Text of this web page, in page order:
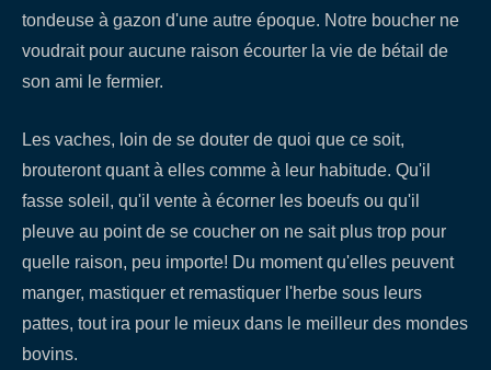
tondeuse à gazon d'une autre époque. Notre boucher ne
voudrait pour aucune raison écourter la vie de bétail de
son ami le fermier.
Les vaches, loin de se douter de quoi que ce soit,
brouteront quant à elles comme à leur habitude. Qu'il
fasse soleil, qu'il vente à écorner les boeufs ou qu'il
pleuve au point de se coucher on ne sait plus trop pour
quelle raison, peu importe! Du moment qu'elles peuvent
manger, mastiquer et remastiquer l'herbe sous leurs
pattes, tout ira pour le mieux dans le meilleur des mondes
bovins.